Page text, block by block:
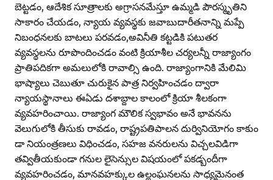
బెట్టడం, ఆదేశిక సూత్రాలకు అగ్రాసనమేస్తూ ఉమ్మడి పౌరస్మృతిని
సాకారం చేయడం, న్యాయ వ్యవస్థకు జవాబుదారీతనాన్ని మప్పే
నిబంధనలకు బాటలు పరవడం,అవినీతి కట్టడికి పటుతర
వ్యవస్థలను రూపొందించడం వంటి క్రియాశీల చర్యలన్నీ రాజ్యాంగం
ప్రాతిపదికగా అమలులోకి రావాల్సి ఉంది. రాజ్యాంగానికి మేలిమి
భాష్యాలు చెబుతూ చురుకైన పాత్ర నిర్వహించడం ద్వారా
న్యాయస్థానాలు ఈఏడు దశాబ్దాల కాలంలో క్రియా శీలకంగా
వ్యవహరించాయి. రాజ్యాంగ మౌలిక స్వభావం అనే భావనను
వెలుగులోకి తీసుకు రావడం, రాష్ట్రపతిపాలన దుర్వినియోగం కాకుం
డా నియంత్రణలు విధించడం, సహజ వనరులను విచ్చలవిడిగా
తవ్వితీయకుండా గనుల లైసెన్సుల విషయంలో పకడ్బందీగా
వ్యవహరించడం, మానవహక్కుల ఉల్లంఘనలను సాధ్యమైనంత